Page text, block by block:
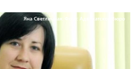
Яна Светличная. Фото: Адвокатское бюро